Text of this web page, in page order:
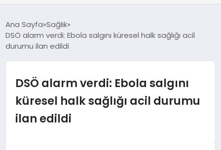
TEKNOLOJI
MAGAZIN
Ana Sayfa Sağlık
DSÖ alarm verdi: Ebola salgını küresel halk sağlığı acil
durumu ilan edildi
DSÖ alarm verdi: Ebola salgını
küresel halk sağlığı acil durumu
ilan edildi